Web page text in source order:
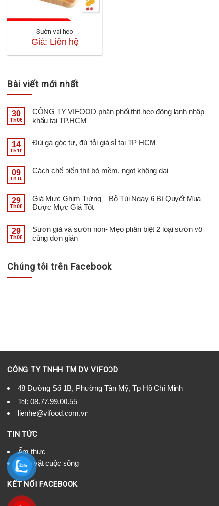
Sườn vai heo
Giá: Liên hệ
Bài viết mới nhất
30
Th06
CÔNG TY VIFOOD phân phối thịt heo đông lạnh nhập
khẩu tại TP.HCM
14
Th10
Đùi gà góc tư, đùi tỏi giá sỉ tại TP HCM
09
Th10
Cách chế biến thịt bò mềm, ngọt không dai
29
Th08
Giá Mực Ghim Trứng – Bỏ Túi Ngay 6 Bí Quyết Mua
Được Mực Giá Tốt
29
Th08
Sườn già và sườn non- Mẹo phân biệt 2 loại sườn vô
cùng đơn giản
Chúng tôi trên Facebook
CÔNG TY TNHH TM DV VIFOOD
48 Đường Số 1B, Phường Tân Mỹ, Tp Hồ Chí Minh
Tel: 08.77.99.00.55
lienhe@vifood.com.vn
TIN TỨC
Ẩm thực
Mẹo vặt cuộc sống
KẾT NỐI FACEBOOK